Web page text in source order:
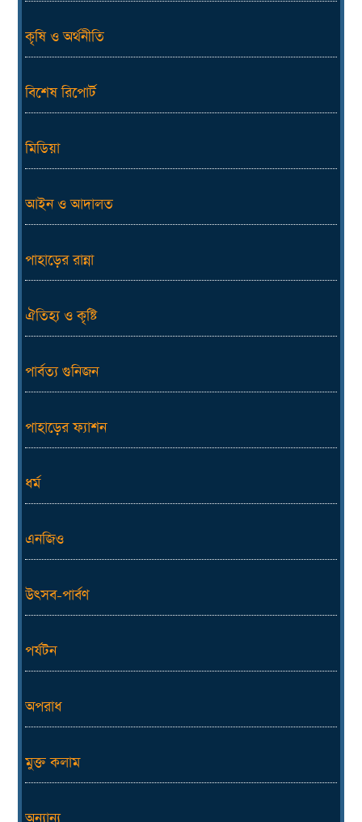
কৃষি ও অর্থনীতি
বিশেষ রিপোর্ট
মিডিয়া
আইন ও আদালত
পাহাড়ের রান্না
ঐতিহ্য ও কৃষ্টি
পার্বত্য গুনিজন
পাহাড়ের ফ্যাশন
ধর্ম
এনজিও
উৎসব-পার্বণ
পর্যটন
অপরাধ
মুক্ত কলাম